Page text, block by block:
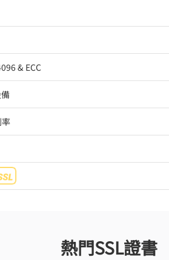
& ECC
熱門SSL證書